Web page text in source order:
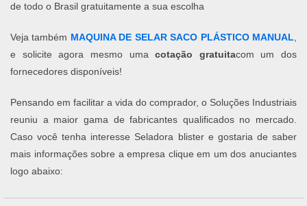
de todo o Brasil gratuitamente a sua escolha
Veja também MAQUINA DE SELAR SACO PLÁSTICO MANUAL
e solicite agora mesmo umacotação gratuitacom um dos
fornecedores disponíveis!
Pensando em facilitar a vida do comprador, o Soluções Industriais
reuniu a maior gama de fabricantes qualificados no mercado.
Caso você tenha interesse Seladora blister e gostaria de saber
mais informações sobre a empresa clique em um dos anuciantes
logo abaixo: